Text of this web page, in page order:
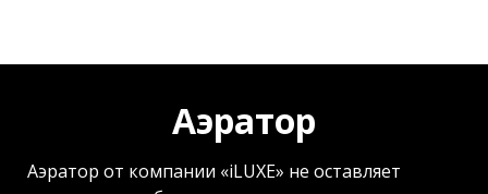
Аэратор
Аэратор от компании «iLUXE» не оставляет